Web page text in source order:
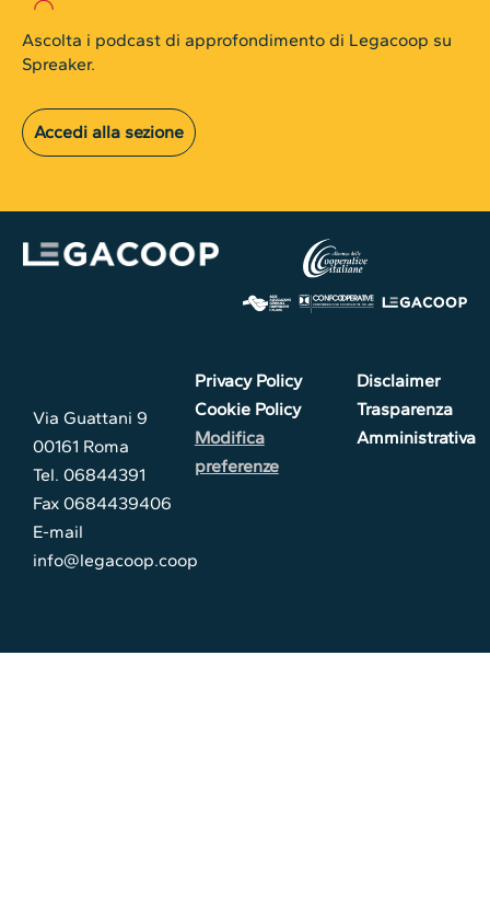
Ascolta i podcast di approfondimento di Legacoop su
Spreaker.
Accedi alla sezione
Via Guattani 9
00161 Roma
Tel. 06844391
Fax 0684439406
E-mail
info@legacoop.coop
Privacy Policy
Cookie Policy
Modifica
preferenze
Disclaimer
Trasparenza
Amministrativa